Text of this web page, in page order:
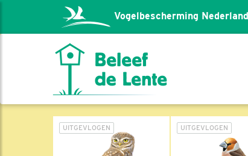
Vogelbescherming Nederland
UITGEVLOGEN UITGEVLOGEN